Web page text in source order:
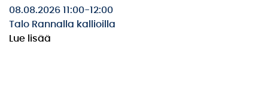
08.08.2026 11:00-12:00
Talo Rannalla kallioilla
Lue lisää